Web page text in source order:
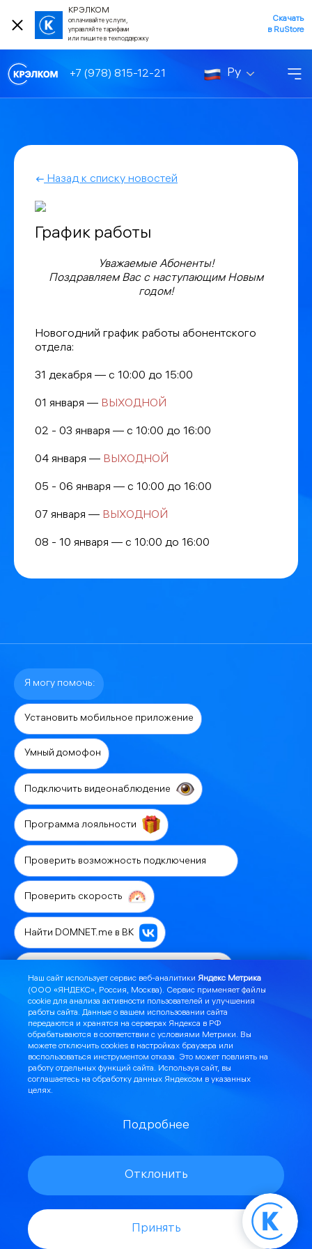
КРЭЛКОМ
оплачивайте услуги,
управляйте тарифами
или пишите в техподдержку
Скачать
в RuStore
+7 (978) 815-12-21 Ру
Назад к списку новостей
График работы
Уважаемые Абоненты!
Поздравляем Вас с наступающим Новым
годом!
Новогодний график работы абонентского
отдела:
31 декабря — с 10:00 до 15:00
01 января — ВЫХОДНОЙ
02 - 03 января — с 10:00 до 16:00
04 января — ВЫХОДНОЙ
05 - 06 января — с 10:00 до 16:00
07 января — ВЫХОДНОЙ
08 - 10 января — с 10:00 до 16:00
Я могу помочь:
Установить мобильное приложение
Умный домофон
Подключить видеонаблюдение
Программа лояльности
Проверить возможность подключения
Проверить скорость
Найти DOMNET.me в ВК
Предложить выгодные акции
Подключить телефонию
Настроить роутер или ТВ
Подобрать тариф
Найти лицензии и шаблоны документов
Наш сайт использует сервис веб-аналитики Яндекс Метрика
(ООО «ЯНДЕКС», Россия, Москва). Сервис применяет файлы
cookie для анализа активности пользователей и улучшения
работы сайта. Данные о вашем использовании сайта
передаются и хранятся на серверах Яндекса в РФ
обрабатываются в соответствии с условиями Метрики. Вы
можете отключить cookies в настройках браузера или
воспользоваться инструментом отказа. Это может повлиять на
работу отдельных функций сайта. Используя сайт, вы
соглашаетесь на обработку данных Яндексом в указанных
целях.
Подробнее
Отклонить
Принять